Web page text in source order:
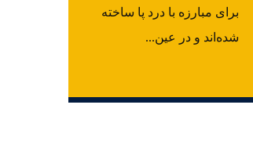
برای مبارزه با درد پا ساخته
شده‌اند و در عین...